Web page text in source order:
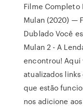
Filme Completo
Mulan (2020) —
Dublado Você
Mulan 2 - A
encontrou! Aqui
atualizados
que estão
nos adicione